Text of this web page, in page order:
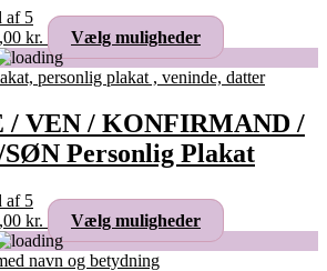
på
varesiden
af 5
kr. Prisinterval:
179,00 kr.
til
Vælg muligheder
har
varianter.
Mulighederne
kan
/ VEN / KONFIRMAND /
Personlig Plakat
af 5
kr. Prisinterval:
199,00 kr.
til
Vælg muligheder